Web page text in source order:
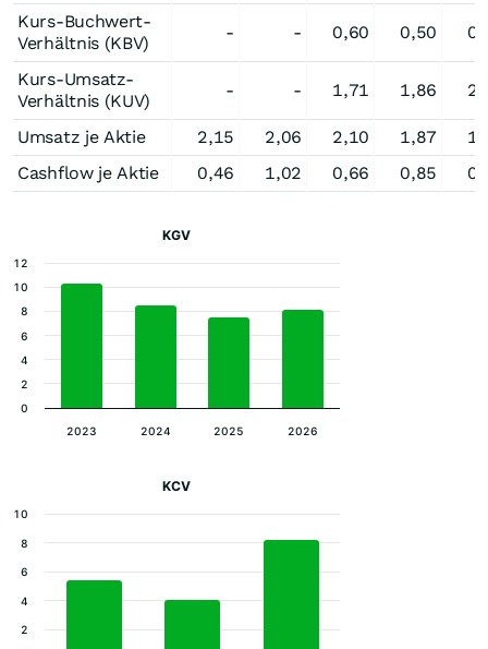
Kurs-Buchwert-
Verhältnis (KBV)
- - 0,60 0,50
Kurs-Umsatz-
Verhältnis (KUV)
- - 1,71 1,86
Umsatz je Aktie 2,15 2,06 2,10 1,87
Cashflow je Aktie
0,46 1,02 0,66 0,85
KGV
2023 2024 2025 2026
0
2
4
6
8
10
12
KCV
2
4
6
8
10